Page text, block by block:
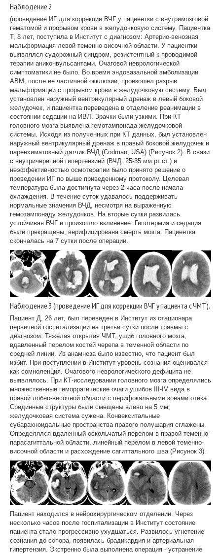
Наблюдение 2
(проведение ИГ для коррекции ВЧГ у пациентки с внутримозговой
гематомой и прорывом крови в желудочковую систему. Пациентка
Т, 8 лет, поступила в Институт с диагнозом: Артерио-венозная
мальформация левой теменно-височной области. У пациентки
выявлялся судорожный синдром, резистентный к проводимой
терапии аниконвульсантами. Очаговой неврологической
симптоматики не было. Во время эндовазальной эмболизации
АВМ, после ее частичной окклюзии, произошел разрыв
мальформации с прорывом крови в желудочковую систему. Был
установлен наружный вентрикулярный дренаж в левый боковой
желудочек, и пациентка переведена в отделение реанимации в
состоянии седации на ИВЛ. Зрачки были узкими. При КТ
головного мозга выявлена гемотампонада желудочковой
системы. Исходя из полученных при КТ данных, был установлен
наружный вентрикулярный дренаж в правый боковой желудочек и
паренхиматозный датчик ВЧД (Codman, USA) (Рисунок 2). В связи
с внутричерепной гипертензией (ВЧД: 25-35 мм.рт.ст.) и
неэффективностью осмотерапии было принято решение о
проведении ИГ по выше приведенному протоколу. Целевая
температура была достигнута через 2 часа после начала
охлаждения. В течение суток удавалось поддерживать
нормальные значения ВЧД, несмотря на выраженную
гемотампонаду желудочков. На вторые сутки развилась
устойчивая ВЧГ и произошло вклинение. Гипотермия и седация
были прекращены, верифицирована смерть мозга. Пациентка
скончалась на 7 сутки после операции.
Наблюдение 3 (проведение ИГ для коррекции ВЧГ у пациента с ЧМТ).
Пациент Д, 26 лет, был переведен в Институт из стационара
первичной госпитализации на третьи сутки после травмы с
диагнозом: Тяжелая открытая ЧМТ, ушиб головного мозга,
вдавленный перелом костей черепа в теменной области по
средней линии. Из анамнеза было известно, что пациент был
избит. При поступлении в Институт уровень сознания оценивался
как сомноленция. Очагового неврологического дефицита не
выявлялось. При КТ-исследовании головного мозга определялись
множественные геморрагические очаги ушибов III-IV вида в
правой лобно-височной области с перифокальными зонами отека.
Срединные структуры были смещены влево на 5 мм,
желудочковая система сужена. Конвекситальные
субарахноидальные пространства правого полушария сглажены.
Определялся вдаленный оскольчатый перелом в правой теменно-
парасагиттальной области, линейный перелом в левой теменно-
височной области и расхождение сагиттального шва (Рисунок 3).
Пациент находился в нейрохирургическом отделении. Через
несколько часов после госпитализации в Институт состояние
пациента стало прогрессивно ухудшаться. Развилось угнетение
сознания до сопора, появилась брадикардия и артериальная
гипертензия. Экстренно была выполнена операция - устранение